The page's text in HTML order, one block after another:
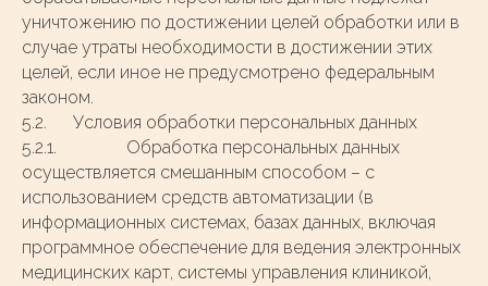
уничтожению по достижении целей обработки или в
случае утраты необходимости в достижении этих
целей, если иное не предусмотрено федеральным
законом.
5.2. Условия обработки персональных данных
5.2.1. Обработка персональных данных
осуществляется смешанным способом – с
использованием средств автоматизации (в
информационных системах, базах данных, включая
программное обеспечение для ведения электронных
медицинских карт, системы управления клиникой,